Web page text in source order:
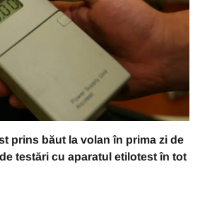
prins băut la volan în prima zi de
testări cu aparatul etilotest în tot